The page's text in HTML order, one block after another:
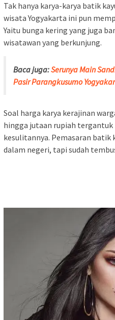
Tak hanya karya-karya batik
wisata Yogyakarta ini pun
Yaitu bunga kering yang juga
wisatawan yang berkunjung.
Baca juga:Serunya Main
Pasir Parangkusumo
Soal harga karya kerajinan
hingga jutaan rupiah
kesulitannya. Pemasaran batik
dalam negeri, tapi sudah